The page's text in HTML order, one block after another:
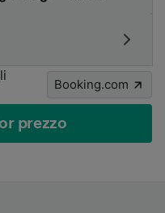
Booking.com
prezzo